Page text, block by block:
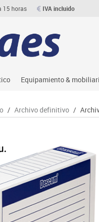
15 horas IVA incluido
y atención
exteriores
multisensoriales
heurísticos
de mesa
simbólicos
Equipamiento &
Aulas entornos
Mesas educación
Muebles escolares
Percheros, baldas y
Pizarras, vitrinas y
Sillas, bancos y taburetes
/ Archivo definitivo /